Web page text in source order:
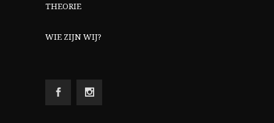
THEORIE
WIE ZIJN WIJ?